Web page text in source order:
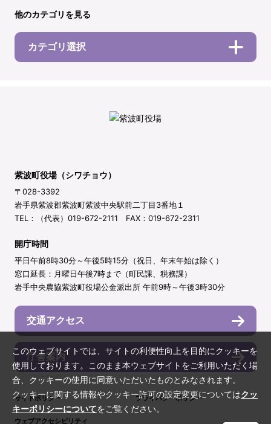
他のカテゴリを見る
カテゴリ選択
紫波町役場（シワチョウ）
〒028-3392
岩手県紫波郡紫波町紫波中央駅前二丁目3番地１
TEL：（代表）019-672-2111 FAX：019-672-2311
開庁時間
平日午前8時30分～午後5時15分（祝日、年末年始は除く）
窓口延長：月曜日午後7時まで（町民課、税務課）
岩手中央農協紫波町役場公金派出所 午前9時～午後3時30分
交通アクセス
庁舎案内
サイトポリシー プライバシーポリシー
ウェブアクセシビリティ
このウェブサイトでは、サイトの利便性向上を目的にクッキーを
使用しております。このまま本ウェブサイトをご利用いただく場
合、クッキーの使用に同意いただいたものとみなされます。
クッキーに関する情報やクッキー許可の設定変更についてはクッ
キーポリシーについてをご覧ください。